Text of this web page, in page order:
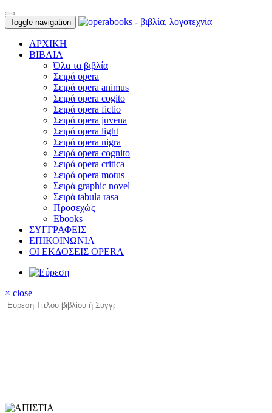
Toggle navigation
ΑΡΧΙΚΗ
ΒΙΒΛΙΑ
Όλα τα βιβλία
Σειρά opera
Σειρά opera animus
Σειρά opera cogito
Σειρά opera fictio
Σειρά opera juvena
Σειρά opera light
Σειρά opera nigra
Σειρά opera cognito
Σειρά opera critica
Σειρά opera motus
Σειρά graphic novel
Σειρά tabula rasa
Προσεχώς
Ebooks
ΣΥΓΓΡΑΦΕΙΣ
ΕΠΙΚΟΙΝΩΝΙΑ
ΟΙ ΕΚΔΟΣΕΙΣ OPERA
× close